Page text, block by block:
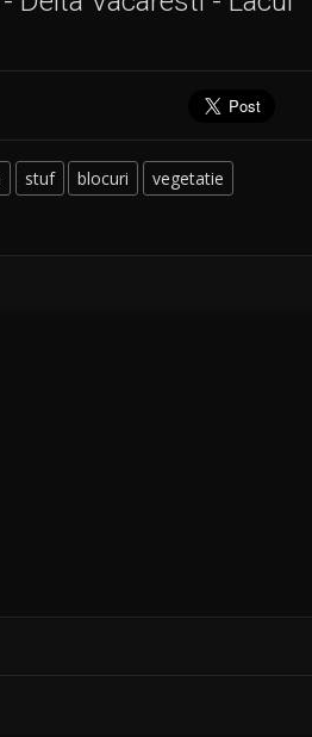
stuf blocuri
vegetatie